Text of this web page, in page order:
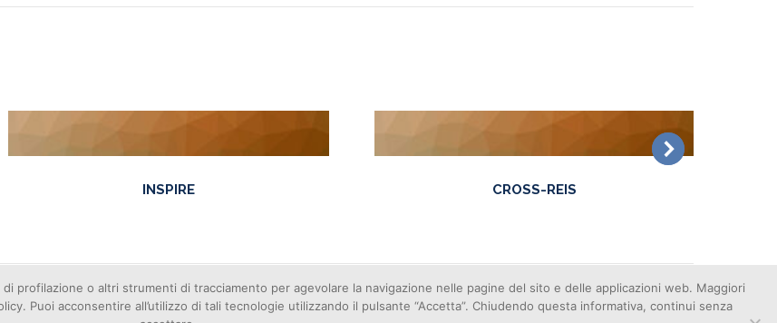
INSPIRE CROSS-REIS
profilazione o altri strumenti di tracciamento per agevolare la navigazione nelle pagine del sito e delle applicazioni web. Maggiori
Puoi acconsentire all’utilizzo di tali tecnologie utilizzando il pulsante “Accetta”. Chiudendo questa informativa, continui senza